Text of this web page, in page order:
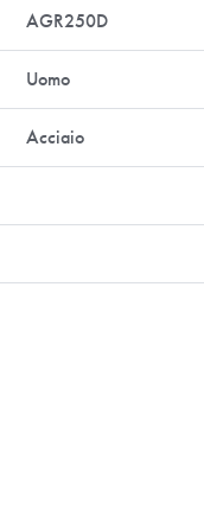
AGR250D
Uomo
Acciaio